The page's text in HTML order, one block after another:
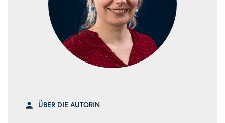
ÜBER DIE AUTORIN